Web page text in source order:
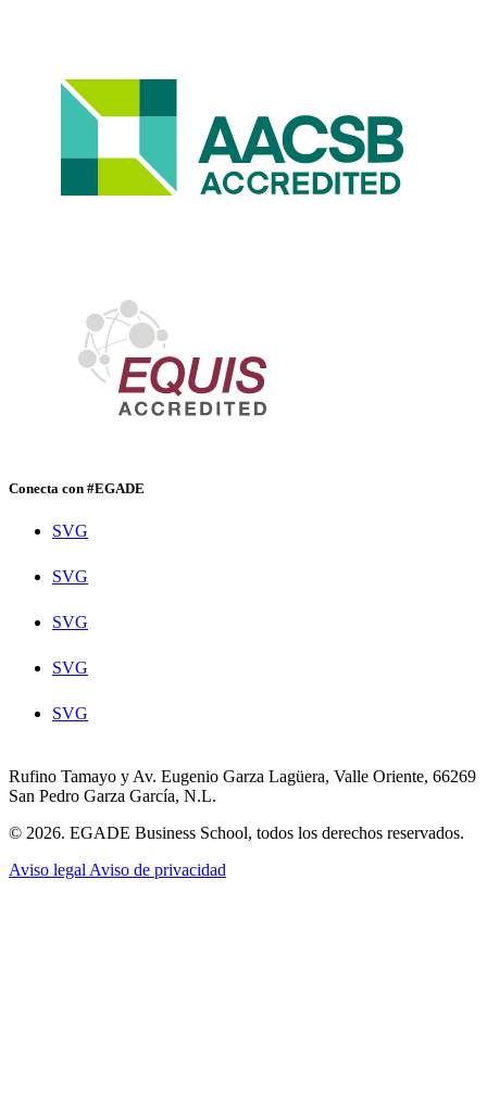
Conecta con #EGADE
SVG
SVG
SVG
SVG
SVG
Rufino Tamayo y Av. Eugenio Garza Lagüera, Valle Oriente, 66269
San Pedro Garza García, N.L.
© 2026. EGADE Business School, todos los derechos reservados.
Aviso legal Aviso de privacidad